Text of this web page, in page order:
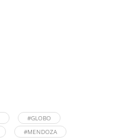
#GLOBO
#MENDOZA